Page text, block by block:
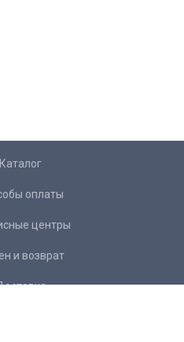
Каталог
оплаты
центры
и возврат